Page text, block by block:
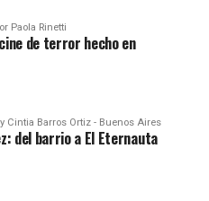
Paola Rinetti
de terror hecho en
y Cintia Barros Ortiz - Buenos Aires
del barrio a El Eternauta